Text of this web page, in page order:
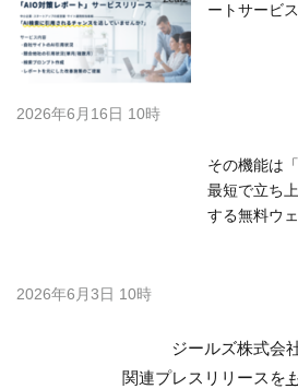
ートサービ
2026年6月16日 10時
その機能は
最短で立ち
する無料ウ
2026年6月3日 10時
ジールズ株式会
関連プレスリリースを